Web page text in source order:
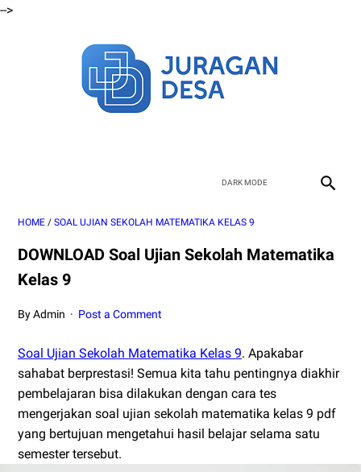
-->
HOME / SOAL UJIAN SEKOLAH MATEMATIKA KELAS 9
DOWNLOAD Soal Ujian Sekolah Matematika
Kelas 9
By Admin Post a Comment
Soal Ujian Sekolah Matematika Kelas 9. Apakabar
sahabat berprestasi! Semua kita tahu pentingnya diakhir
pembelajaran bisa dilakukan dengan cara tes
mengerjakan soal ujian sekolah matematika kelas 9 pdf
yang bertujuan mengetahui hasil belajar selama satu
semester tersebut.